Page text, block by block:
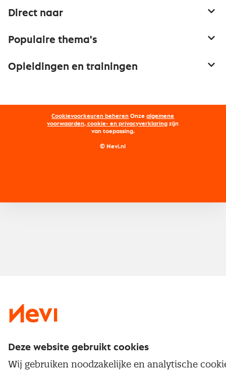
Direct naar
Netwerk en communities
Word lid van Nevi
Nevi PMI®
Populaire thema's
Onderhandelen
Opleidingen en trainingen
Opleidingen
Maatwerk
Cookievoorkeuren beheren Onzealgemene
voorwaarden, cookie- en privacyverklaring zijn
van toepassing.
© Nevi.nl
Deze website gebruikt cookies
Wij gebruiken noodzakelijke en analytische